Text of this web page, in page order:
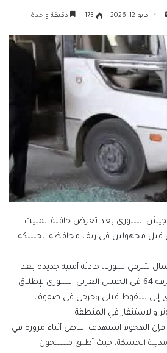
أرسل
إلكترونيا
مايو 12, 2026 173 دقيقة واحدة
السوري بعد تعرض حافلة المبيت
من قبل مجهولين في ريف محافظة الحسكة
شرقي سوريا، حادثة أمنية جديدة بعد
تعرض حافلة مبيت تابع للفرقة 64 في الجيش العربي السوري لإطلاق
إلى سقوط قتلى وجرحى في صفوف
والاستنفار في المنطقة.
الهجوم استهدف الباص أثناء مروره في
الحسكة، حيث أطلق مسلحون